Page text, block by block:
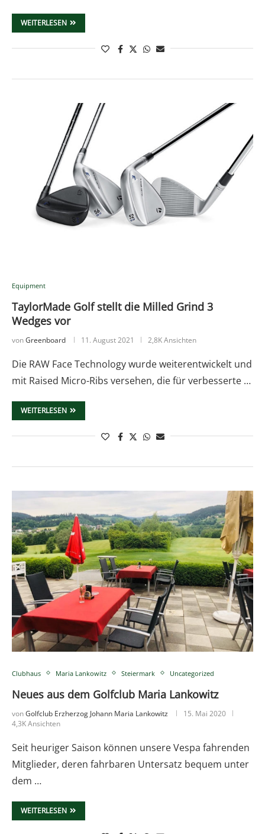
WEITERLESEN
Equipment
TaylorMade Golf stellt die Milled Grind 3
Wedges vor
vonGreenboard 11. August 2021 2,8K Ansichten
Die RAW Face Technology wurde weiterentwickelt und
mit Raised Micro-Ribs versehen, die für verbesserte …
WEITERLESEN
Clubhaus Maria Lankowitz Steiermark Uncategorized
Neues aus dem Golfclub Maria Lankowitz
vonGolfclub Erzherzog Johann Maria Lankowitz
15. Mai 2020
4,3K Ansichten
Seit heuriger Saison können unsere Vespa fahrenden
Mitglieder, deren fahrbaren Untersatz bequem unter
dem …
WEITERLESEN